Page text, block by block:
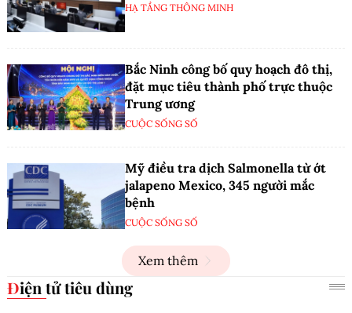
HẠ TẦNG THÔNG MINH
Bắc Ninh công bố quy hoạch đô thị,
đặt mục tiêu thành phố trực thuộc
Trung ương
CUỘC SỐNG SỐ
Mỹ điều tra dịch Salmonella từ ớt
jalapeno Mexico, 345 người mắc
bệnh
CUỘC SỐNG SỐ
Xem thêm
Điện tử tiêu dùng